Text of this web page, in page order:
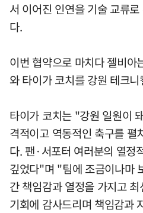
서 이어진 인연을 기술 교류
다.
이번 협약으로 마치다 젤비아
와 타이가 코치를 강원 테크
타이가 코치는 "강원 일원이
격적이고 역동적인 축구를 펼
다. 팬·서포터 여러분의 열정
깊었다"며 "팀에 조금이나마
간 책임감과 열정을 가지고
기회에 감사드리며 책임감과